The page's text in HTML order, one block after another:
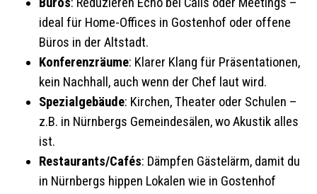
ideal für Home-Offices in Gostenhof oder offene
Büros in der Altstadt.
Konferenzräume: Klarer Klang für Präsentationen,
kein Nachhall, auch wenn der Chef laut wird.
Spezialgebäude: Kirchen, Theater oder Schulen –
z.B. in Nürnbergs Gemeindesälen, wo Akustik alles
ist.
Restaurants/Cafés: Dämpfen Gästelärm, damit du
in Nürnbergs hippen Lokalen wie in Gostenhof